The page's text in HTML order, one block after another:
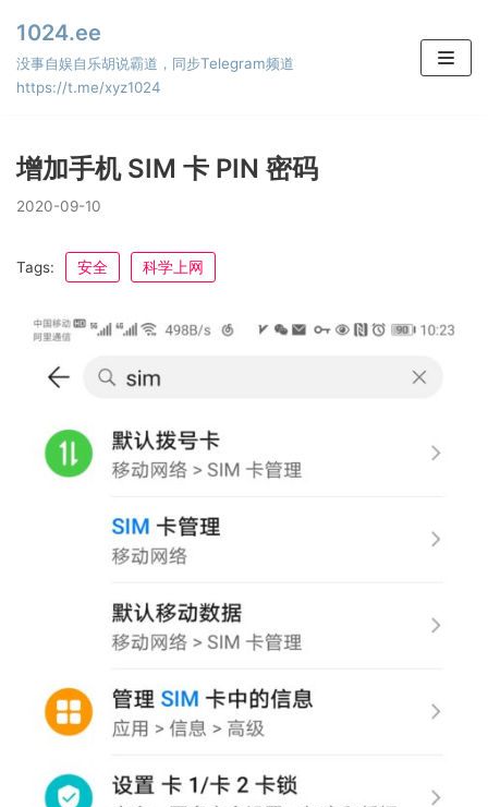
Skip
to
content
1024.ee
没事自娱自乐胡说霸道，同步Telegram频道
https://t.me/xyz1024
增加手机 SIM 卡 PIN 密码
2020-09-10
Tags: 安全 科学上网